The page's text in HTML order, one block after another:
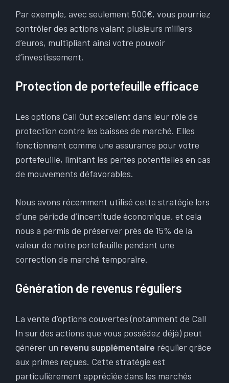
Par exemple, avec seulement 500€, vous pourriez
contrôler des actions valant plusieurs milliers
d’euros, multipliant ainsi votre pouvoir
d’investissement.
Protection de portefeuille efficace
Les options Call Out excellent dans leur rôle de
protection contre les baisses de marché. Elles
fonctionnent comme une assurance pour votre
portefeuille, limitant les pertes potentielles en cas
de mouvements défavorables.
Nous avons récemment utilisé cette stratégie lors
d’une période d’incertitude économique, et cela
nous a permis de préserver près de 15% de la
valeur de notre portefeuille pendant une
correction de marché temporaire.
Génération de revenus réguliers
La vente d’options couvertes (notamment de Call
In sur des actions que vous possédez déjà) peut
générer un revenu supplémentaire régulier grâce
aux primes reçues. Cette stratégie est
particulièrement appréciée dans les marchés